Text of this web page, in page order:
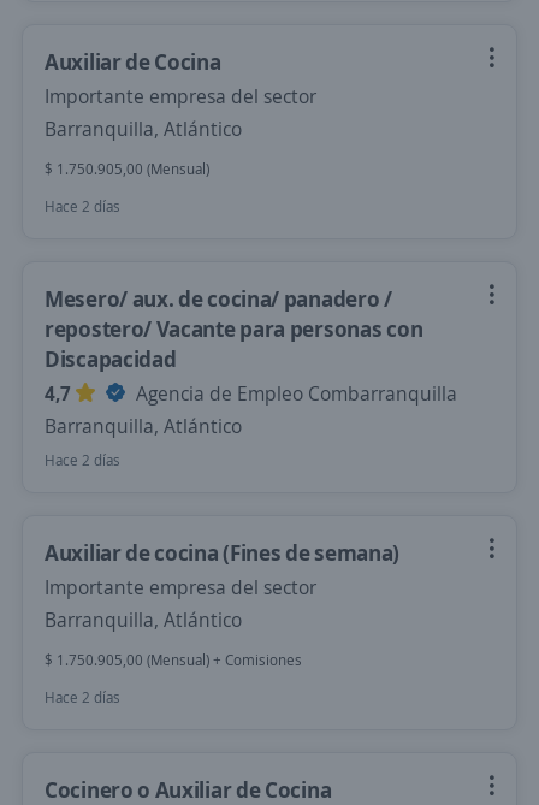
Auxiliar de Cocina
Importante empresa del sector
Barranquilla, Atlántico
$ 1.750.905,00 (Mensual)
Hace 2 días
Mesero/ aux. de cocina/ panadero /
repostero/ Vacante para personas con
Discapacidad
4,7
Agencia de Empleo Combarranquilla
Barranquilla, Atlántico
Hace 2 días
Auxiliar de cocina (Fines de semana)
Importante empresa del sector
Barranquilla, Atlántico
$ 1.750.905,00 (Mensual) + Comisiones
Hace 2 días
Cocinero o Auxiliar de Cocina